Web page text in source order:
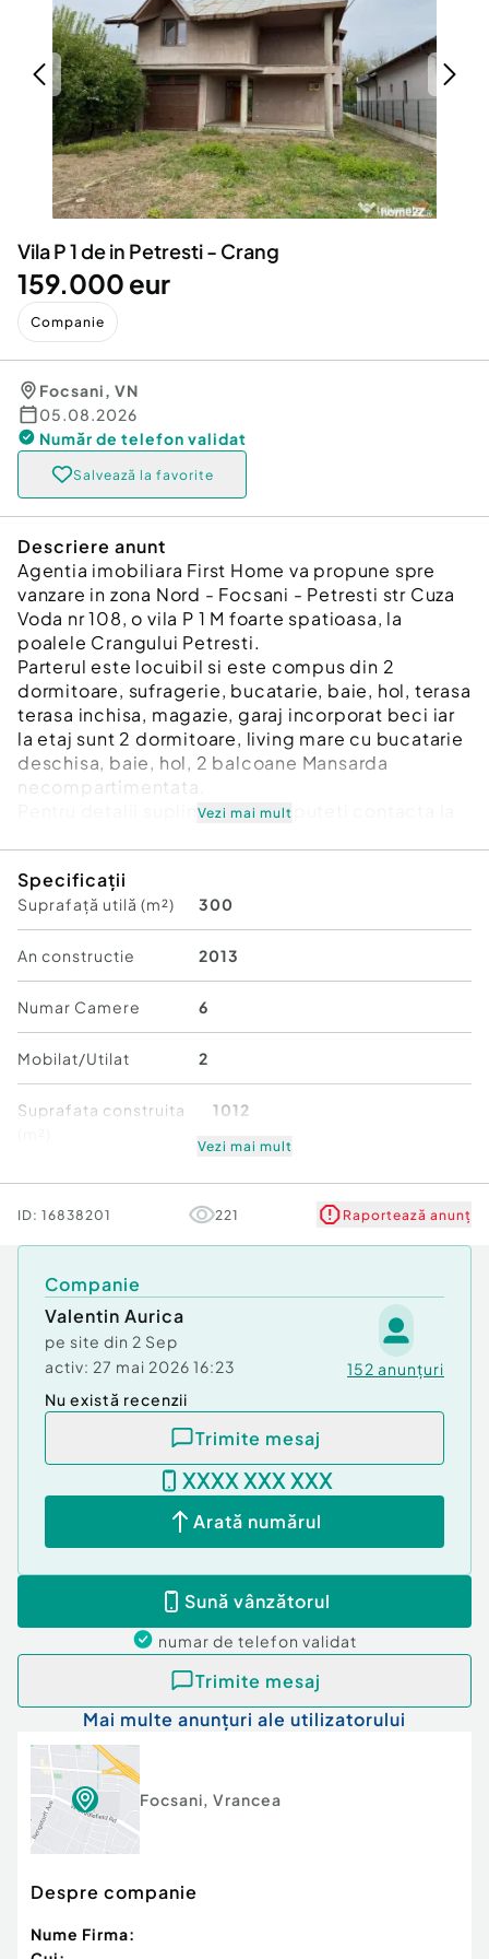
Servicii
Animale de companie
Afaceri și echipamente profesionale
Inchiriere Bunuri si Vehicule
Utilaje agricole si industriale
Piese auto si accesorii
Dacia Duster
Vila P 1 de in Petresti - Crang
159.000 eur
Companie
Focsani, VN
05.08.2026
Număr de telefon validat
Salvează la favorite
Descriere anunt
Agentia imobiliara First Home va propune spre
vanzare in zona Nord - Focsani - Petresti str Cuza
Voda nr 108, o vila P 1 M foarte spatioasa, la
poalele Crangului Petresti.
Parterul este locuibil si este compus din 2
dormitoare, sufragerie, bucatarie, baie, hol, terasa
terasa inchisa, magazie, garaj incorporat beci iar
la etaj sunt 2 dormitoare, living mare cu bucatarie
deschisa, baie, hol, 2 balcoane Mansarda
necompartimentata.
Pentru detalii suplimentare ne puteti contacta la
ID intern: 3224.
Număr Băi:2
Curent
Apă
Canalizare
Gaz
Vezi mai mult
Specificații
Suprafață utilă (m²) 300
An constructie 2013
Numar Camere 6
Mobilat/Utilat 2
Suprafata construita
1012
Stare Bună
Vezi mai mult
ID: 16838201 221 Raportează anunț
Companie
Valentin Aurica
pe site din 2 Sep
activ: 27 mai 2026 16:23 152 anunțuri
Nu există recenzii
Trimite mesaj
XXXX XXX XXX
Arată numărul
Sună vânzătorul
numar de telefon validat
Trimite mesaj
Mai multe anunțuri ale utilizatorului
Focsani, Vrancea
Despre companie
Nume Firma: